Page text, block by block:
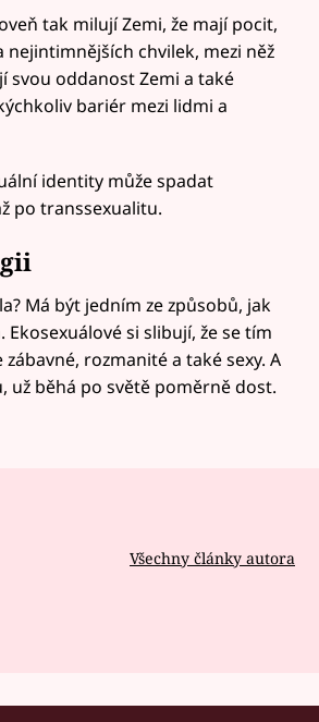
tak milují Zemi, že mají pocit,
chvilek, mezi něž
svou oddanost Zemi a také
bariér mezi lidmi a
identity může spadat
po transsexualitu.
Má být jedním ze způsobů, jak
si slibují, že se tím
rozmanité a také sexy. A
už běhá po světě poměrně dost.
Všechny články autora